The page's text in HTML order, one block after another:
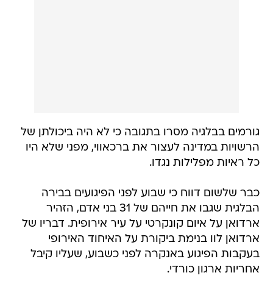
גורמים בבלגיה מסרו בתגובה כי לא היה ביכולתן של
הרשויות במדינה לעצור את ברכאווי, מפני שלא היו
כל ראיות מפלילות נגדו.
כבר שלשום דווח כי שבוע לפני הפיגועים בבירה
הבלגית שגבו את חייהם של 31 בני אדם, הזהיר
ארדואן על איום קונקרטי על עיר אירופית. דבריו של
ארדואן לוו בנימת ביקורת על האיחוד האירופי
בעקבות הפיגוע באנקרה לפני כשבוע, שעליו קיבל
אחריות ארגון כורדי.